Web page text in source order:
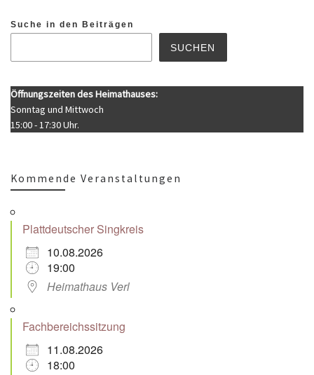
Suche in den Beiträgen
SUCHEN
Öffnungszeiten des Heimathauses:
Sonntag und Mittwoch
15:00 - 17:30 Uhr.
Kommende Veranstaltungen
Plattdeutscher Singkreis
10.08.2026
19:00
Heimathaus Verl
Fachbereichssitzung
11.08.2026
18:00